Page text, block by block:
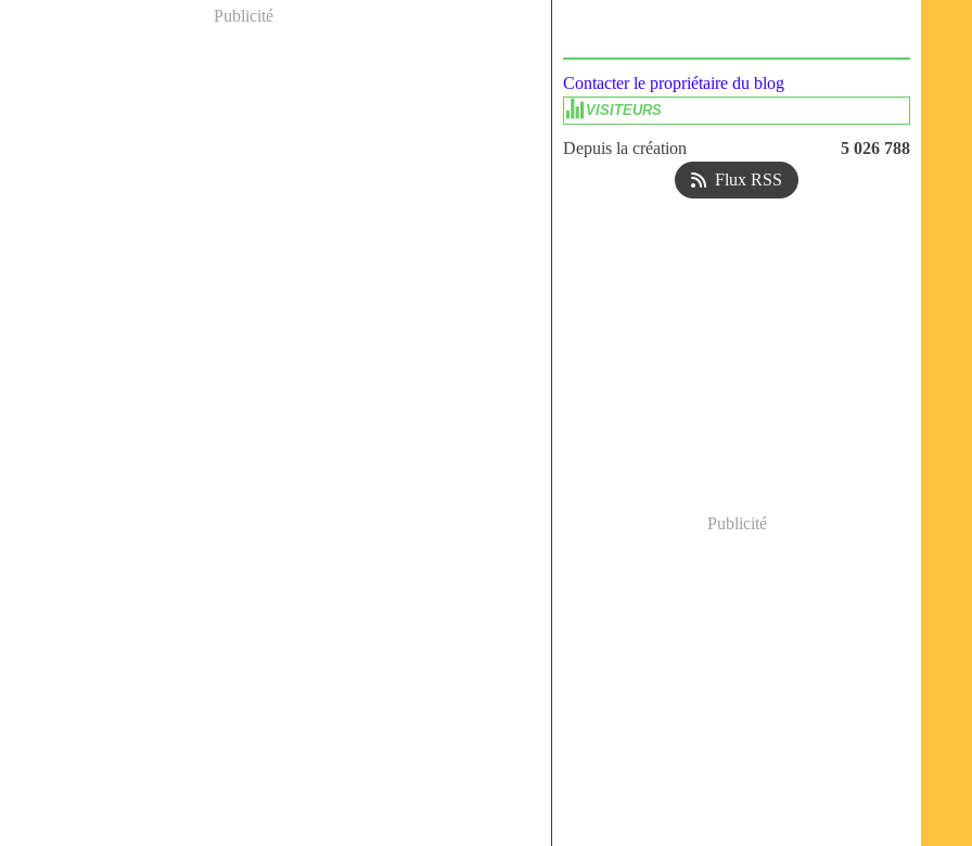
Publicité
Contacter le propriétaire du blog
VISITEURS
Depuis la création
5 026 788
Flux RSS
Publicité